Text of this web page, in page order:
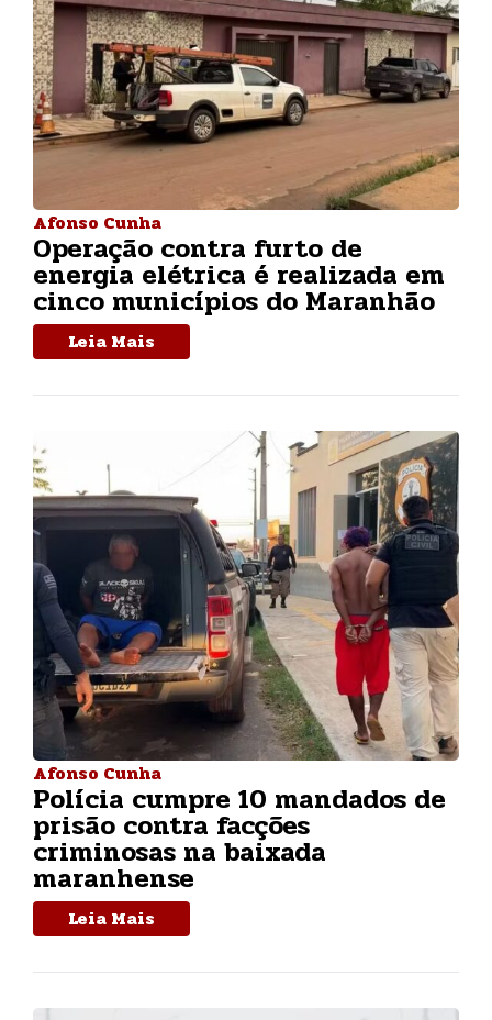
Afonso Cunha
Operação contra furto de
energia elétrica é realizada em
cinco municípios do Maranhão
Leia Mais
Afonso Cunha
Polícia cumpre 10 mandados de
prisão contra facções
criminosas na baixada
maranhense
Leia Mais